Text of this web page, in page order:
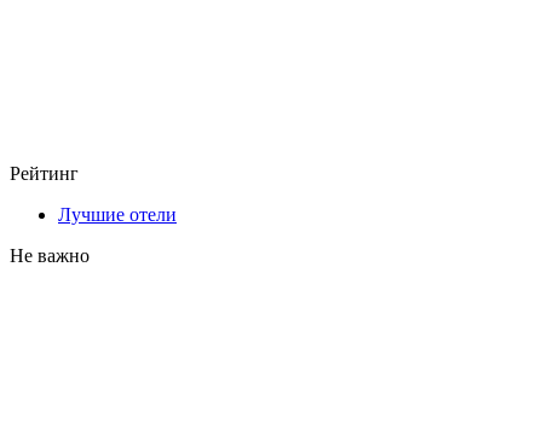
Рейтинг
Лучшие отели
Не важно